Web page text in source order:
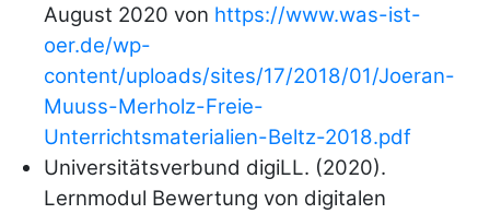
August 2020 von https://www.was-ist-
oer.de/wp-
content/uploads/sites/17/2018/01/Joeran-
Muuss-Merholz-Freie-
Unterrichtsmaterialien-Beltz-2018.pdf
Universitätsverbund digiLL. (2020).
Lernmodul Bewertung von digitalen